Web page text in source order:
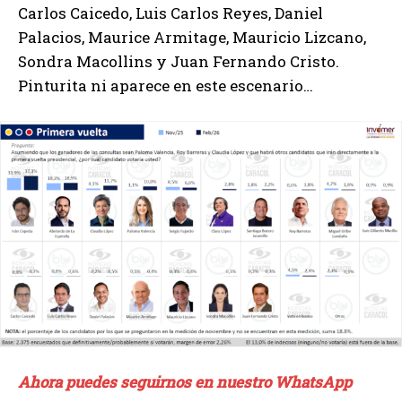
Carlos Caicedo, Luis Carlos Reyes, Daniel
Palacios, Maurice Armitage, Mauricio Lizcano,
Sondra Macollins y Juan Fernando Cristo.
Pinturita ni aparece en este escenario…
Ahora puedes seguirnos en nuestro WhatsApp